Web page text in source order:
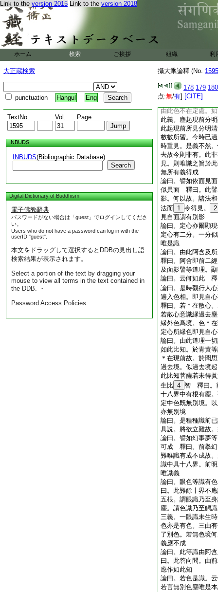
Link to the version 2015 Link to the version 2018
ホーム 検索 ご挨拶 組織 利
大正蔵検索
punctuation Hangul Eng
TextNo. Vol. Page
INBUDS
INBUDS(Bibliographic Database)
Search
Digital Dictionary of Buddhism
電子佛教辭典
パスワードがない場合は「guest」でログインしてくださ
い。
Users who do not have a password can log in with the
userID "guest".
本文をドラッグして選択するとDDBの見出し語
検索結果が表示されます。
Select a portion of the text by dragging your
mouse to view all terms in the text contained in
the DDB. ・
Password Access Policies
攝大乘論釋 (No.
178 179 180
点:無/有] [CITE]
識。此二識有何異
後識是定境。此體
別起。一似所分別起
論曰。彌勒菩薩言
別識爲識境。則唯
事亦不成。以世間
論曰。佛世尊言。
不能取此識。如此
識如此相貌生。於
相起不同。二所取
倶時顯現。此青等
由此色不在定處。
此義。塵起現前分
此起現前所見分明
數數所習。今時已
時重見。是義不然
去故今則非有。此
見。則唯識之旨於
無所有義得成
論曰。譬如依面見
似異面 釋曰。此譬
影。何以故。諸法
法而 1 令得見。
2
見自面謂有別影
論曰。定心亦爾顯
定心有二分。一分
唯是識
論曰。由此阿含及
釋曰。阿含即前二
及面影譬等道理。
論曰。云何如此 釋
論曰。是時觀行人
遍入色相。即見自
釋曰。若＊在散心
若散心意識縁過去
縁外色爲境。色＊
定心所縁色即見自
論曰。由此道理一
如此比知。於青黄
＊在現前故。於聞
過去境。似過去境
此比知菩薩若未得
生比 4 智 釋曰。
十八界中有根有塵
定中色既無別境。
亦無別境
論曰。是種種識前
具説。將欲立難故
論曰。譬如幻事夢
可成 釋曰。前擧幻
難唯識有成不成故
識中具十八界。前
唯識義
論曰。眼色等識有
曰。此難餘十界不
五根。謂眼識乃至
塵。謂色識乃至觸
三義。一眼識未生
色亦是有色。三由
了別色。若無色境
義應不成
論曰。此等識由阿
曰。此答向問。由
應作如此知
論曰。若色是識。
若言無別色塵唯是